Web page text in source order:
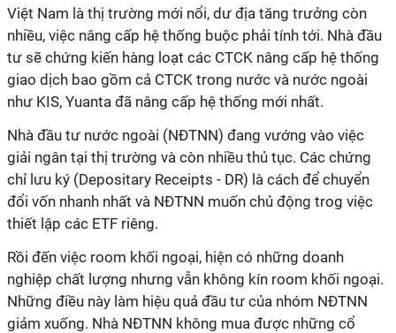
Việt Nam là thị trường mới nổi, dư địa tăng trưởng còn
nhiều, việc nâng cấp hệ thống buộc phải tính tới. Nhà đầu
tư sẽ chứng kiến hàng loạt các CTCK nâng cấp hệ thống
giao dịch bao gồm cả CTCK trong nước và nước ngoài
như KIS, Yuanta đã nâng cấp hệ thống mới nhất.
Nhà đầu tư nước ngoài (NĐTNN) đang vướng vào việc
giải ngân tại thị trường và còn nhiều thủ tục. Các chứng
chỉ lưu ký (Depositary Receipts - DR) là cách để chuyển
đổi vốn nhanh nhất và NĐTNN muốn chủ động trog việc
thiết lập các ETF riêng.
Rồi đến việc room khối ngoại, hiện có những doanh
nghiệp chất lượng nhưng vẫn không kín room khối ngoại.
Những điều này làm hiệu quả đầu tư của nhóm NĐTNN
giảm xuống. Nhà NĐTNN không mua được những cổ